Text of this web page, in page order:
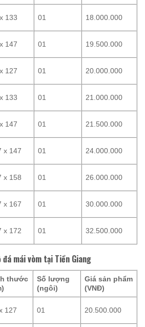
133 01 18.000.000
147 01 19.500.000
127 01 20.000.000
133 01 21.000.000
147 01 21.500.000
x 147 01 24.000.000
x 158 01 26.000.000
x 167 01 30.000.000
x 172 01 32.500.000
mái vòm tại Tiền Giang
thước
Số lượng
(ngôi)
Giá sản phẩm
(VNĐ)
127 01 20.500.000